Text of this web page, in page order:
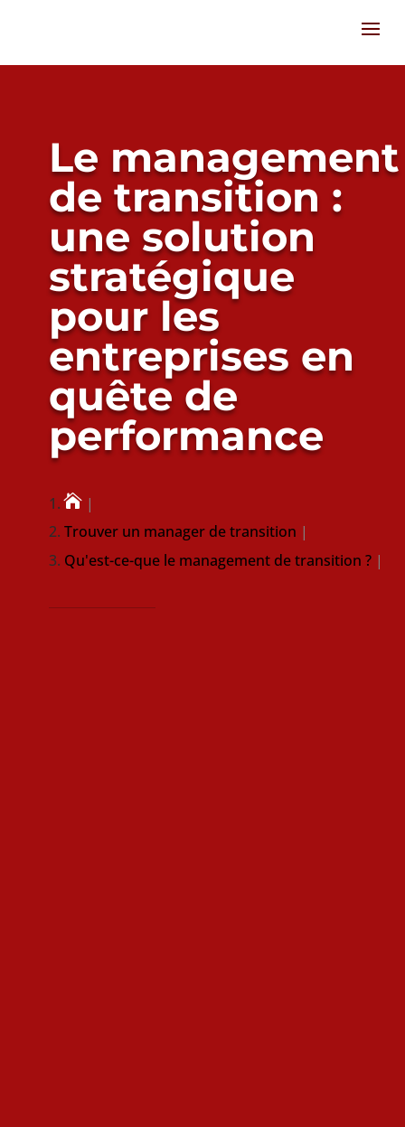
Le management
de transition :
une solution
stratégique
pour les
entreprises en
quête de
performance

Trouver un manager de transition
Qu'est-ce-que le management de transition ?